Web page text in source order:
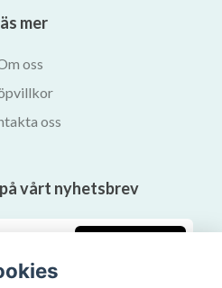
mer
oss
oss
vårt nyhetsbrev